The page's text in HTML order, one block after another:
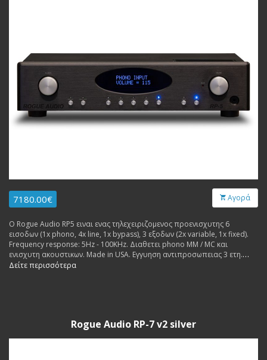
7180.00€ Αγορά
Ο Rogue Audio RP5 ειναι ενας τηλεχειριζομενος προενισχυτης 6
εισοδων (1x phono, 4x line, 1x bypass), 3 εξοδων (2x variable, 1x fixed).
Frequency response: 5Hz - 100KHz. Διαθετει phono MM / MC και
ενισχυτη ακουστικων. Made in USA. Εγγυηση αντιπροσωπειας 3 ετη.
Δυνατοτητα ανταλλαγων και δοσεων.
Δείτε περισσότερα
Rogue Audio RP-7 v2 silver